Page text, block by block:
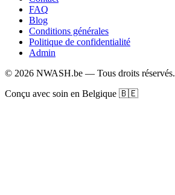
FAQ
Blog
Conditions générales
Politique de confidentialité
Admin
© 2026 NWASH.be — Tous droits réservés.
Conçu avec soin en Belgique 🇧🇪